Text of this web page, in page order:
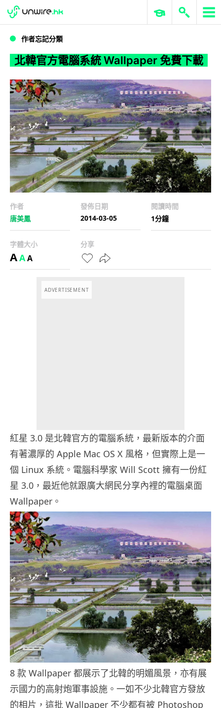
北韓官方電腦系統 Wallpaper 免費下載
WWDC 2026 ERP 與商業 AI
作者忘記分類
北韓官方電腦系統 Wallpaper 免費下載
作者
唐美鳳
發佈日期
2014-03-05
閱讀時間
1分鐘
字體大小
AAA
分享
ADVERTISEMENT
紅星 3.0 是北韓官方的電腦系統，最新版本的介面
有著濃厚的 Apple Mac OS X 風格，但實際上是一
個 Linux 系統。電腦科學家 Will Scott 擁有一份紅
星 3.0，最近他就跟廣大網民分享內裡的電腦桌面
Wallpaper。
8 款 Wallpaper 都展示了北韓的明媚風景，亦有展
示國力的高射炮軍事設施。一如不少北韓官方發放
的相片，這批 Wallpaper 不少都有被 Photoshop